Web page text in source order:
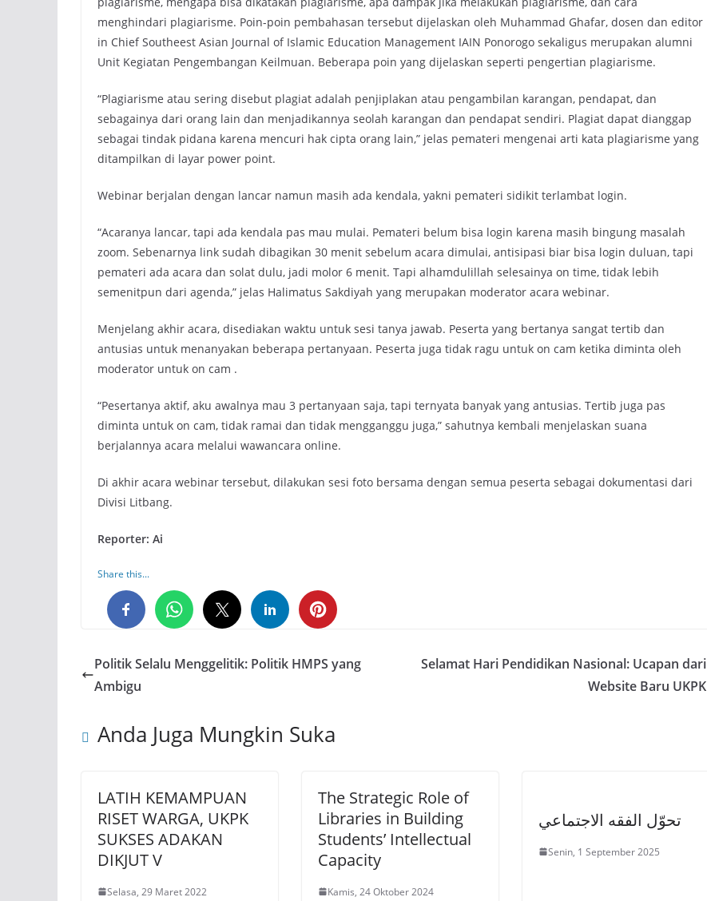
menghindari plagiarisme. Poin-poin pembahasan tersebut dijelaskan oleh Muhammad Ghafar, dosen dan editor
in Chief Southeest Asian Journal of Islamic Education Management IAIN Ponorogo sekaligus merupakan alumni
Unit Kegiatan Pengembangan Keilmuan. Beberapa poin yang dijelaskan seperti pengertian plagiarisme.
“Plagiarisme atau sering disebut plagiat adalah penjiplakan atau pengambilan karangan, pendapat, dan
sebagainya dari orang lain dan menjadikannya seolah karangan dan pendapat sendiri. Plagiat dapat dianggap
sebagai tindak pidana karena mencuri hak cipta orang lain,” jelas pemateri mengenai arti kata plagiarisme yang
ditampilkan di layar power point.
Webinar berjalan dengan lancar namun masih ada kendala, yakni pemateri sidikit terlambat login.
“Acaranya lancar, tapi ada kendala pas mau mulai. Pemateri belum bisa login karena masih bingung masalah
zoom. Sebenarnya link sudah dibagikan 30 menit sebelum acara dimulai, antisipasi biar bisa login duluan, tapi
pemateri ada acara dan solat dulu, jadi molor 6 menit. Tapi alhamdulillah selesainya on time, tidak lebih
semenitpun dari agenda,” jelas Halimatus Sakdiyah yang merupakan moderator acara webinar.
Menjelang akhir acara, disediakan waktu untuk sesi tanya jawab. Peserta yang bertanya sangat tertib dan
antusias untuk menanyakan beberapa pertanyaan. Peserta juga tidak ragu untuk on cam ketika diminta oleh
moderator untuk on cam .
“Pesertanya aktif, aku awalnya mau 3 pertanyaan saja, tapi ternyata banyak yang antusias. Tertib juga pas
diminta untuk on cam, tidak ramai dan tidak mengganggu juga,” sahutnya kembali menjelaskan suana
berjalannya acara melalui wawancara online.
Di akhir acara webinar tersebut, dilakukan sesi foto bersama dengan semua peserta sebagai dokumentasi dari
Divisi Litbang.
Reporter: Ai
Share this...
Politik Selalu Menggelitik: Politik HMPS yang
Ambigu
Selamat Hari Pendidikan Nasional: Ucapan dari
Website Baru UKPK
Anda Juga Mungkin Suka
LATIH KEMAMPUAN
RISET WARGA, UKPK
SUKSES ADAKAN
DIKJUT V
Selasa, 29 Maret 2022
The Strategic Role of
Libraries in Building
Students’ Intellectual
Capacity
Kamis, 24 Oktober 2024
تحوّل الفقه الاجتماعي
Senin, 1 September 2025